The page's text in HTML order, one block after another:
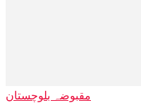
مقبوضہ بلوچستان